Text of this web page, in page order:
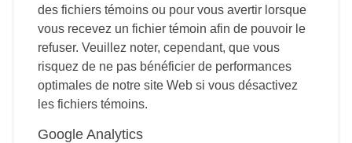
des fichiers témoins ou pour vous avertir lorsque
vous recevez un fichier témoin afin de pouvoir le
refuser. Veuillez noter, cependant, que vous
risquez de ne pas bénéficier de performances
optimales de notre site Web si vous désactivez
les fichiers témoins.
Google Analytics